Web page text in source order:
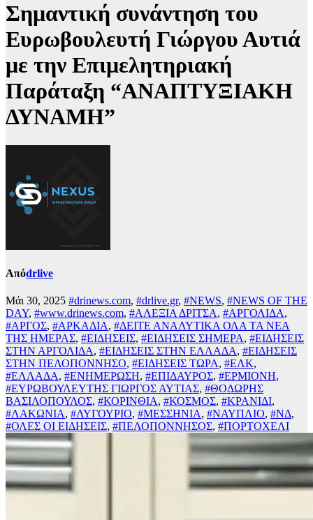
Σημαντική συνάντηση του
Ευρωβουλευτή Γιώργου Αυτιά
με την Επιμελητηριακή
Παράταξη “ΑΝΑΠΤΥΞΙΑΚΗ
ΔΥΝΑΜΗ”
Απόdrlive
Μάι 30, 2025 #drinews.com, #drlive.gr, #NEWS, #NEWS OF THE
DAY, #www.drinews.com, #ΑΛΕΞΙΑ ΔΡΙΤΣΑ, #ΑΡΓΟΛΙΔΑ,
#ΑΡΓΟΣ, #ΑΡΚΑΔΙΑ, #ΔΕΙΤΕ ΑΝΑΛΥΤΙΚΑ ΟΛΑ ΤΑ ΝΕΑ
ΤΗΣ ΗΜΕΡΑΣ, #ΕΙΔΗΣΕΙΣ, #ΕΙΔΗΣΕΙΣ ΣΗΜΕΡΑ, #ΕΙΔΗΣΕΙΣ
ΣΤΗΝ ΑΡΓΟΛΙΔΑ, #ΕΙΔΗΣΕΙΣ ΣΤΗΝ ΕΛΛΑΔΑ, #ΕΙΔΗΣΕΙΣ
ΣΤΗΝ ΠΕΛΟΠΟΝΝΗΣΟ, #ΕΙΔΗΣΕΙΣ ΤΩΡΑ, #ΕΛΚ,
#ΕΛΛΑΔΑ, #ΕΝΗΜΕΡΩΣΗ, #ΕΠΙΔΑΥΡΟΣ, #ΕΡΜΙΟΝΗ,
#ΕΥΡΩΒΟΥΛΕΥΤΗΣ ΓΙΩΡΓΟΣ ΑΥΤΙΑΣ, #ΘΟΔΩΡΗΣ
ΒΑΣΙΛΟΠΟΥΛΟΣ, #ΚΟΡΙΝΘΙΑ, #ΚΟΣΜΟΣ, #ΚΡΑΝΙΔΙ,
#ΛΑΚΩΝΙΑ, #ΛΥΓΟΥΡΙΟ, #ΜΕΣΣΗΝΙΑ, #ΝΑΥΠΛΙΟ, #ΝΔ,
#ΟΛΕΣ ΟΙ ΕΙΔΗΣΕΙΣ, #ΠΕΛΟΠΟΝΝΗΣΟΣ, #ΠΟΡΤΟΧΕΛΙ